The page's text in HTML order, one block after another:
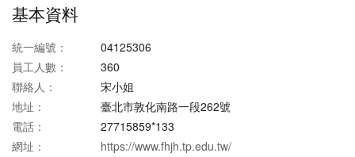
基本資料
統一編號：
04125306
員工人數：
360
聯絡人：
宋小姐
地址：
臺北市敦化南路一段262號
電話：
27715859*133
網址：
https://www.fhjh.tp.edu.tw/